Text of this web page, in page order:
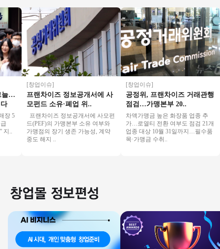
…
5
[창업이슈]
프랜차이즈 정보공개서에 사
모펀드 소유·폐업 위..
프랜차이즈 정보공개서에 사모펀
드(PEF)의 가맹본부 소유 여부와
가맹점의 장기 생존 가능성, 계약
중도 해지 ..
[창업이슈]
공정위, 프랜차이즈 거래관행
점검…가맹본부 20..
차액가맹금 높은 화장품 업종 추
가…로열티 전환 여부도 점검 21개
업종 대상 10월 31일까지…필수품
목·가맹금 수취..